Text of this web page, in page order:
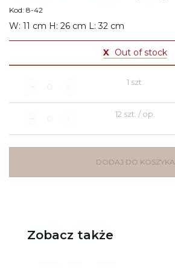
Kod: 8-42
W: 11 cm H: 26 cm L: 32 cm
X Out of stock
1 szt.
12 szt. / op.
DODAJ DO KOSZYKA
Zobacz także